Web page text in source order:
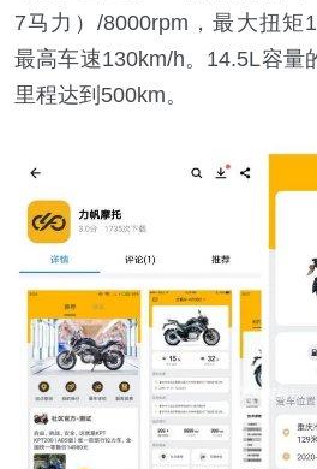
7马力）/8000rpm，最大扭矩
最高车速130km/h。14.5L容量
里程达到500km。